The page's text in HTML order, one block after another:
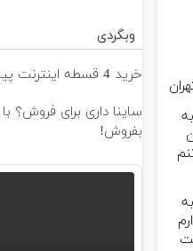
وبگردی
خرید 4 قسطه اینترنت پیشگامان ☎️ بدون نیاز به تلفن
ساینا داری برای فروش؟
بفروش!